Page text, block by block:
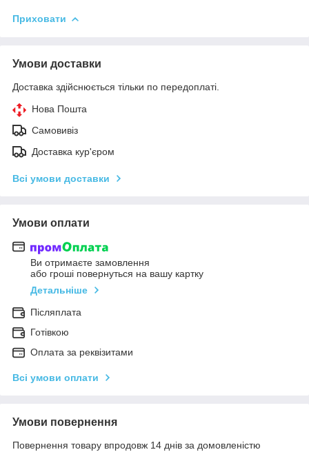
Приховати
Умови доставки
Доставка здійснюється тільки по передоплаті.
Нова Пошта
Самовивіз
Доставка кур'єром
Всі умови доставки
Умови оплати
Ви отримаєте замовлення
або гроші повернуться на вашу картку
Детальніше
Післяплата
Готівкою
Оплата за реквізитами
Всі умови оплати
Умови повернення
Повернення товару впродовж 14 днів за домовленістю